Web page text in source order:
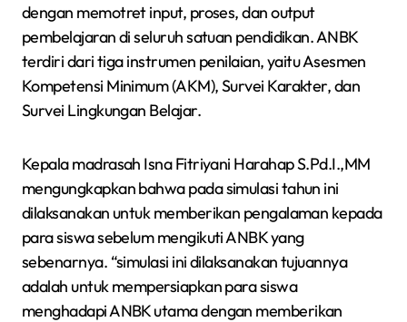
dengan memotret input, proses, dan output
pembelajaran di seluruh satuan pendidikan. ANBK
terdiri dari tiga instrumen penilaian, yaitu Asesmen
Kompetensi Minimum (AKM), Survei Karakter, dan
Survei Lingkungan Belajar.
Kepala madrasah Isna Fitriyani Harahap S.Pd.I.,MM
mengungkapkan bahwa pada simulasi tahun ini
dilaksanakan untuk memberikan pengalaman kepada
para siswa sebelum mengikuti ANBK yang
sebenarnya. “simulasi ini dilaksanakan tujuannya
adalah untuk mempersiapkan para siswa
menghadapi ANBK utama dengan memberikan